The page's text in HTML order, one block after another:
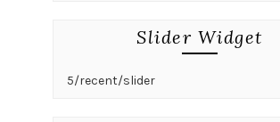
Slider Widget
5/recent/slider